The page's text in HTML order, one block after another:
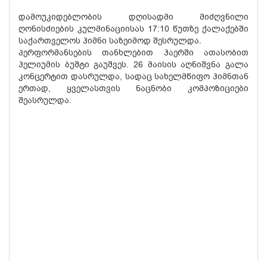
დამოუკიდებლობის დღისადმი მიძღვნილი
ღონისძიების კულმინაციისას 17:10 წუთზე ქალაქებში
საქართველოს ჰიმნი საზეიმოდ შესრულდა.
პერფორმანსების თანხლებით ჰაერში ათასობით
ჰელიუმის ბუშტი გაუშვეს. 26 მაისის აღნიშვნა გალა
კონცერტით დასრულდა, სადაც სახელმწიფო ჰიმნთან
ერთად, ყველასთვის ნაცნობი კომპოზიციები
შეასრულდა.